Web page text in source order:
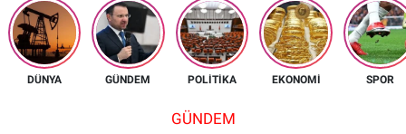
DÜNYA GÜNDEM POLİTİKA EKONOMİ SPOR
GÜNDEM